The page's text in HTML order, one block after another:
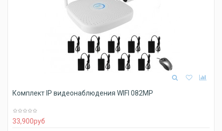
Комплект IP видеонаблюдения WIFI 082MP
33,900руб